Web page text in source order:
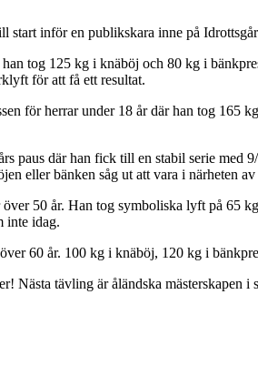
start inför en publikskara inne på
tog 125 kg i knäböj och 80 kg i
för att få ett resultat.
för herrar under 18 år där han tog
paus där han fick till en stabil serie
eller bänken såg ut att vara i närheten
50 år. Han tog symboliska lyft på
inte idag.
60 år. 100 kg i knäböj, 120 kg i
Nästa tävling är åländska